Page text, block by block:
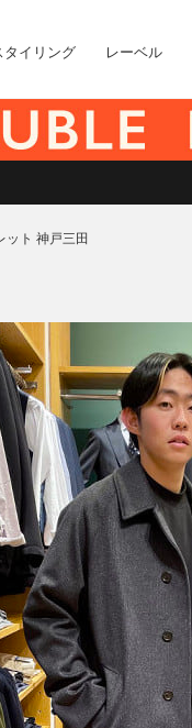
タイリング レーベル
ット 神戸三田